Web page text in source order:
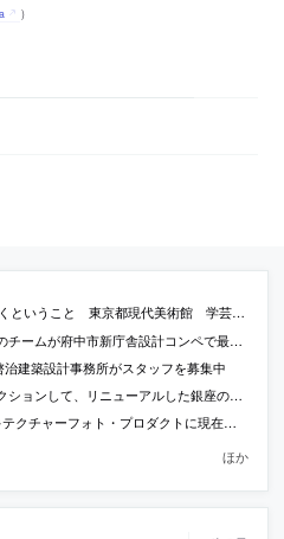
)
うこと 東京都現代美術館 学芸員ひみつ日記』
ムが府中市新庁舎設計コンペで最優秀者に
治建築設計事務所がスタッフを募集中
ルした銀座の店舗「ドーバー ストリート マーケット ギンザ」の詳細な写真レポート
ト・プロダクトに現在掲載されている製品情報一覧（2015/7/27）
ほか